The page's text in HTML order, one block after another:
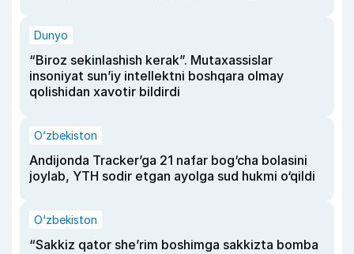
Dunyo
“Biroz sekinlashish kerak”. Mutaxassislar
insoniyat sun’iy intellektni boshqara olmay
qolishidan xavotir bildirdi
O‘zbekiston
Andijonda Tracker’ga 21 nafar bog‘cha bolasini
joylab, YTH sodir etgan ayolga sud hukmi o‘qildi
O‘zbekiston
“Sakkiz qator she’rim boshimga sakkizta bomba